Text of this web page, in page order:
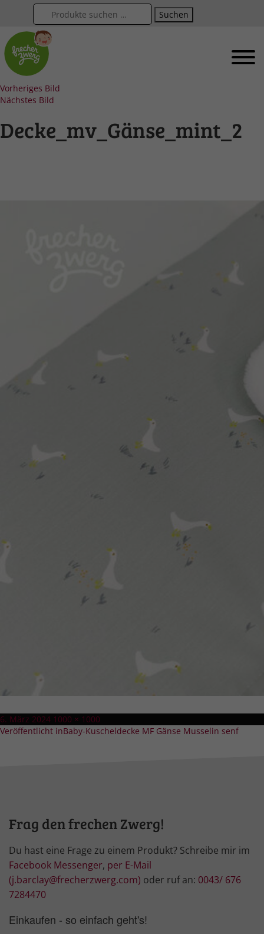
Suchen
Vorheriges Bild
Nächstes Bild
Decke_mv_Gänse_mint_2
Veröffentlicht
am
6. März 2024 Volle
Größe
1000 × 1000
Beitragsnavigation
Veröffentlicht inBaby-Kuscheldecke MF Gänse Musselin senf
Frag den frechen Zwerg!
Du hast eine Frage zu einem Produkt? Schreibe mir im
Facebook Messenger, per E-Mail
(j.barclay@frecherzwerg.com) oder ruf an: 0043/ 676
7284470
Einkaufen - so einfach geht's!